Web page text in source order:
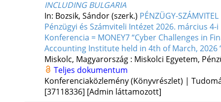
INCLUDING BULGARIA
In: Bozsik, Sándor (szerk.) PÉNZÜGY-
Pénzügyi és Számviteli Intézet 2026. március
Konferencia = MONEY7 “Cyber Challenges in
Accounting Institute held in 4th of March,
Miskolc, Magyarország : Miskolci Egyetem,
Teljes dokumentum
Konferenciaközlemény (Könyvrészlet) |
[37118336] [Admin láttamozott]